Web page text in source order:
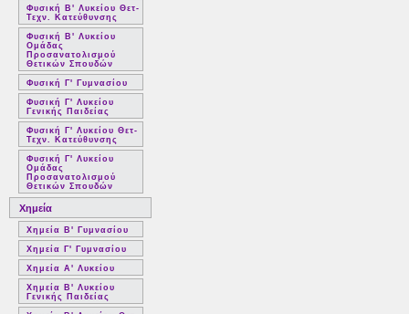
Φυσική Β' Λυκείου Θετ-
Τεχν. Κατεύθυνσης
Φυσική Β' Λυκείου
Ομάδας
Προσανατολισμού
Θετικών Σπουδών
Φυσική Γ' Γυμνασίου
Φυσική Γ' Λυκείου
Γενικής Παιδείας
Φυσική Γ' Λυκείου Θετ-
Τεχν. Κατεύθυνσης
Φυσική Γ' Λυκείου
Ομάδας
Προσανατολισμού
Θετικών Σπουδών
Χημεία
Χημεία Β' Γυμνασίου
Χημεία Γ' Γυμνασίου
Χημεία Α' Λυκείου
Χημεία Β' Λυκείου
Γενικής Παιδείας